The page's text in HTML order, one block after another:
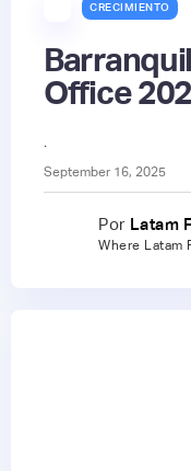
CRECIMIENTO
Office
September 16, 2025
Por Latam
Where Latam